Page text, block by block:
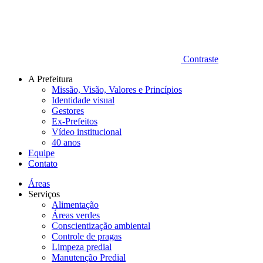
Contraste
A Prefeitura
Missão, Visão, Valores e Princípios
Identidade visual
Gestores
Ex-Prefeitos
Vídeo institucional
40 anos
Equipe
Contato
Áreas
Serviços
Alimentação
Áreas verdes
Conscientização ambiental
Controle de pragas
Limpeza predial
Manutenção Predial